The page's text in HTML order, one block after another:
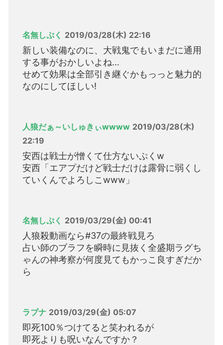
名無しぷく 2019/03/28(木) 22:16
新しい装備なのに、大戦鬼でもいまだに通用
する事がおかしいよね…
せめて効果は全部引き継ぐかもっっと魅力的
なのにしてほしい!
人狼だぁ～いしゅきぃwwww 2019/03/28(木)
22:19
安西は戦士が憎くて仕方ないぷくw
安西「エアプだけど戦士だけは露骨に弱くし
ていくんでよろしこwww」
名無しぷく 2019/03/29(金) 00:41
人狼殺動画なら#37の最終戦見ろ
占い師のブラフを瞬時に見抜く全盛期ラグち
ゃんの神考察が何度見てもかっこ良すぎだか
ら
ラブナ 2019/03/29(金) 05:07
即死100％つけてると笑われるが
即死よりも呪いなんですか？